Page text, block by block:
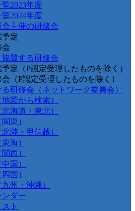
覧2023年度
覧2024年度
主催の研修会
予定
会
賛する研修会
予定（P認定受理したものを除く）
会（P認定受理したものを除く）
研修会（ネットワーク委員会）
図から検索）
海道・東北）
東）
陸・甲信越）
海）
西）
国）
国）
州・沖縄）
ンダー
ト